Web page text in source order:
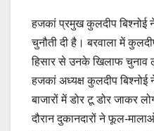
हजकां प्रमुख कुलदीप बिश्नोई
चुनौती दी है। बरवाला में
हिसार से उनके खिलाफ चुनाव
हजकां अध्यक्ष कुलदीप बिश्नोई
बाजारों में डोर टू डोर जाकर
दौरान दुकानदारों ने फूल-